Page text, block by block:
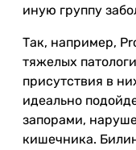
иную группу
Так, например,
тяжелых
присутствия в
идеально
запорами,
кишечника.